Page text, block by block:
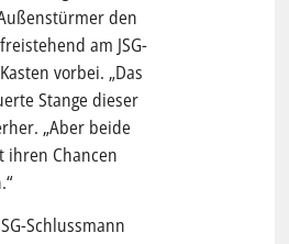
den
am JSG-
vorbei. „Das
Stange dieser
„Aber beide
ihren Chancen
Schlussmann